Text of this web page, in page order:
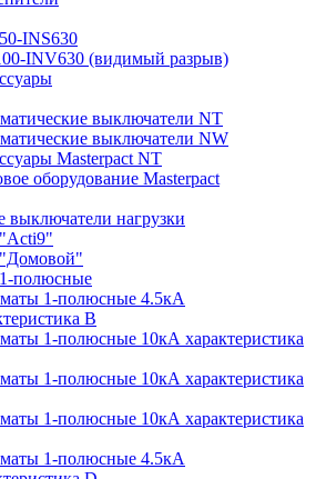
INS630
INV630 (видимый разрыв)
выключатели NT
выключатели NW
Masterpact NT
оборудование Masterpact
выключатели нагрузки
полюсные
1-полюсные 4.5кА
В
1-полюсные 10кА характеристика
1-полюсные 10кА характеристика
1-полюсные 10кА характеристика
1-полюсные 4.5кА